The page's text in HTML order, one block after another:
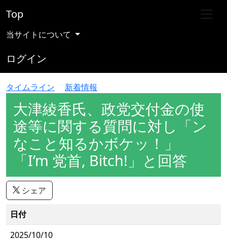
Top
当サイトについて
ログイン
タイムライン 新着情報
大津綾香氏、政党交付金の使
途等に関する質問に対し「ン
なこと知るかボケッ！」
「I’m 党首, Bitch!」と回答
シェア
日付
2025/10/10